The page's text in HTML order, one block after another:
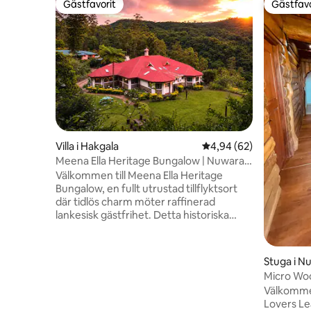
Gästfavorit
Gästfavorit
Villa i Hakgala 4,94 av 5 i
4,94 (62)
Meena Ella Heritage Bungalow | Nuwara
Eliya
Välkommen till Meena Ella Heritage
Bungalow, en fullt utrustad tillflyktsort
där tidlös charm möter raffinerad
lankesisk gästfrihet. Detta historiska
Stuga i
Micro
Lovers